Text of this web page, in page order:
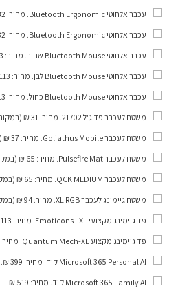
עכבר אלחוטי Bluetooth Ergonomic
. מחיר: 132 ₪ (במקום 139 ₪).
עכבר אלחוטי Bluetooth Ergonomic
. מחיר: 132 ₪ (במקום 139 ₪).
עכבר אלחוטי Bluetooth Mouse שחור
. מחיר: 113 ₪ (במקום 119 ₪).
עכבר אלחוטי Bluetooth Mouse לבן
. מחיר: 113 ₪ (במקום 119 ₪).
עכבר אלחוטי Bluetooth Mouse כחול
. מחיר: 113 ₪ (במקום 119 ₪).
משטח לעכבר פד ג'ל 21702
. מחיר: 31 ₪ (במקום 33 ₪).
משטח לעכבר Goliathus Mobile
. מחיר: 37 ₪ (במקום 39 ₪).
משטח לעכבר Pulsefire Mat
. מחיר: 65 ₪ (במקום 69 ₪).
משטח לעכבר QCK MEDIUM
. מחיר: 65 ₪ (במקום 69 ₪).
משטח גיימינג לעכבר XL RGB
. מחיר: 94 ₪ (במקום 99 ₪).
פד גיימינג מקצועי Emoticons - XL
. מחיר: 113 ₪ (במקום 119 ₪).
פד גיימינג מקצוע Quantum Mech-XL
. מחיר: 113 ₪ (במקום 119 ₪).
Microsoft 365 Personal AI קוד
. מחיר: 399 ₪.
Microsoft 365 Family AI קוד
. מחיר: 519 ₪.